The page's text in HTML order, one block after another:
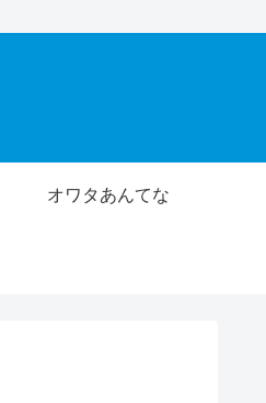
オワタあんてな